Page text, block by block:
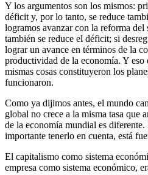
Y los argumentos son los mismos:
déficit y, por lo tanto, se reduce
logramos avanzar con la reforma del
también se reduce el déficit; si
lograr un avance en términos de la
productividad de la economía. Y eso
mismas cosas constituyeron los
funcionaron.
Como ya dijimos antes, el mundo
global no crece a la misma tasa que
de la economía mundial es
importante tenerlo en cuenta, está
El capitalismo como sistema
empresa como sistema económico,